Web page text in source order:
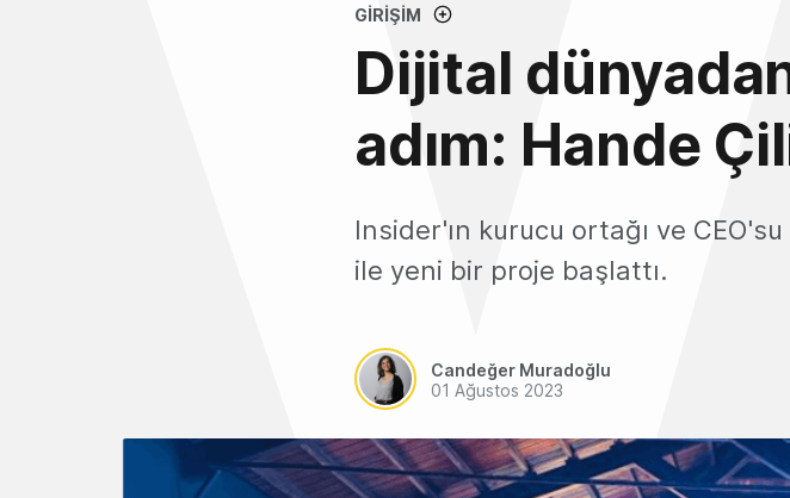
GIRIŞIM
Dijital
adım: Hande
Insider'ın kurucu ortağı ve
ile yeni bir proje başlattı.
Candeğer Muradoğlu
01 Ağustos 2023